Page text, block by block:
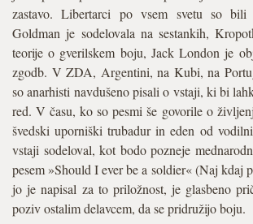
zastavo. Libertarci po vsem svetu so bili
Goldman je sodelovala na sestankih,
teorije o gverilskem boju, Jack London je
zgodb. V ZDA, Argentini, na Kubi, na
so anarhisti navdušeno pisali o vstaji, ki bi
red. V času, ko so pesmi še govorile o
švedski uporniški trubadur in eden od
vstaji sodeloval, kot bodo pozneje
pesem »Should I ever be a soldier« (Naj kdaj
jo je napisal za to priložnost, je glasbeno
poziv ostalim delavcem, da se pridružijo boju.